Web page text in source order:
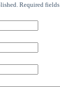
Required fields